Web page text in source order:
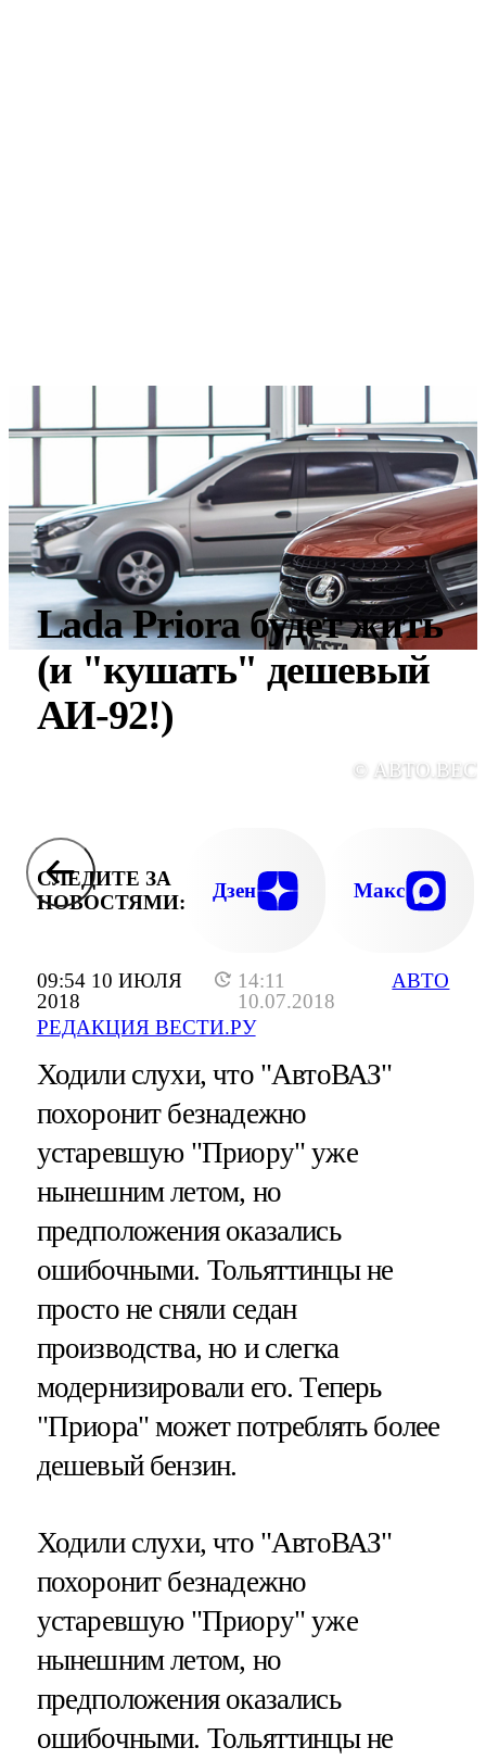
09:54 10 ИЮЛЯ
2018
14:11
10.07.2018
РЕДАКЦИЯ ВЕСТИ.РУ
АВТО
Lada Priora будет жить
(и "кушать" дешевый
АИ-92!)
©
СЛЕДИТЕ ЗА
НОВОСТЯМИ:
Дзен Макс
Ходили слухи, что "АвтоВАЗ"
похоронит безнадежно
устаревшую "Приору" уже
нынешним летом, но
предположения оказались
ошибочными. Тольяттинцы не
просто не сняли седан
производства, но и слегка
модернизировали его. Теперь
"Приора" может потреблять более
дешевый бензин.
Ходили слухи, что "АвтоВАЗ"
похоронит безнадежно
устаревшую "Приору" уже
нынешним летом, но
предположения оказались
ошибочными. Тольяттинцы не